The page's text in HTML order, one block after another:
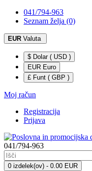
041/794-963
Seznam želja (0)
EUR Valuta
$ Dolar ( USD )
EUR Euro
£ Funt ( GBP )
Moj račun
Registracija
Prijava
041/794-963
0 izdelek(ov) - 0.00 EUR